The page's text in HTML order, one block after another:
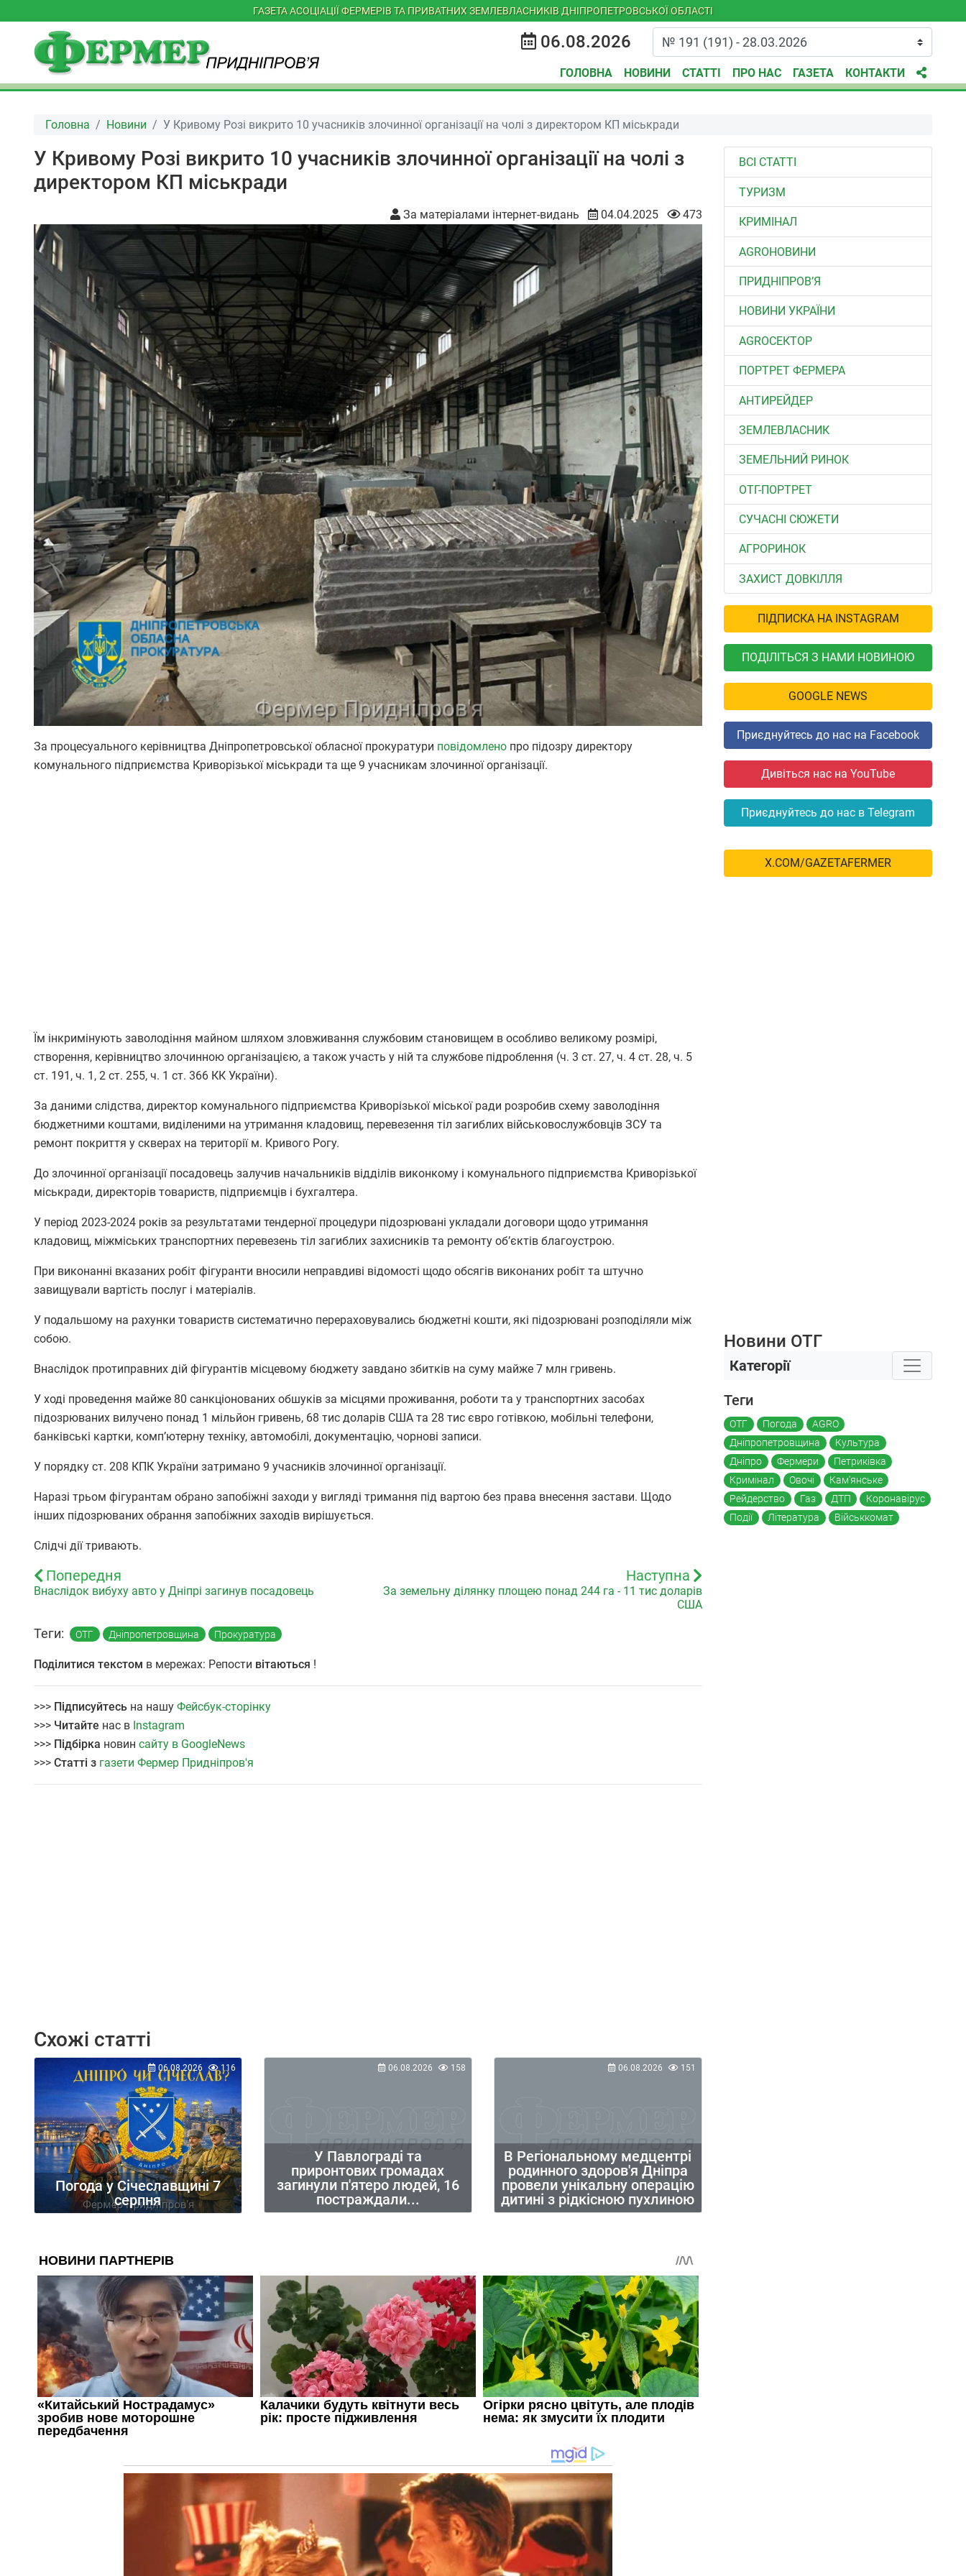
ГАЗЕТА АСОЦІАЦІЇ ФЕРМЕРІВ ТА ПРИВАТНИХ ЗЕМЛЕВЛАСНИКІВ ДНІПРОПЕТРОВСЬКОЇ ОБЛАСТІ
06.08.2026
ГОЛОВНА НОВИНИ СТАТТІ ПРО НАС ГАЗЕТА КОНТАКТИ
Головна Новини У Кривому Розі викрито 10 учасників злочинної організації на чолі з директором КП міськради
У Кривому Розі викрито 10 учасників злочинної організації на чолі з
директором КП міськради
За матеріалами інтернет-видань 04.04.2025 473
За процесуального керівництва Дніпропетровської обласної прокуратури повідомлено про підозру директору
комунального підприємства Криворізької міськради та ще 9 учасникам злочинної організації.
Їм інкримінують заволодіння майном шляхом зловживання службовим становищем в особливо великому розмірі,
створення, керівництво злочинною організацією, а також участь у ній та службове підроблення (ч. 3 ст. 27, ч. 4 ст. 28, ч. 5
ст. 191, ч. 1, 2 ст. 255, ч. 1 ст. 366 КК України).
За даними слідства, директор комунального підприємства Криворізької міської ради розробив схему заволодіння
бюджетними коштами, виділеними на утримання кладовищ, перевезення тіл загиблих військовослужбовців ЗСУ та
ремонт покриття у скверах на території м. Кривого Рогу.
До злочинної організації посадовець залучив начальників відділів виконкому і комунального підприємства Криворізької
міськради, директорів товариств, підприємців і бухгалтера.
У період 2023-2024 років за результатами тендерної процедури підозрювані укладали договори щодо утримання
кладовищ, міжміських транспортних перевезень тіл загиблих захисників та ремонту об’єктів благоустрою.
При виконанні вказаних робіт фігуранти вносили неправдиві відомості щодо обсягів виконаних робіт та штучно
завищували вартість послуг і матеріалів.
У подальшому на рахунки товариств систематично перераховувались бюджетні кошти, які підозрювані розподіляли між
собою.
Внаслідок протиправних дій фігурантів місцевому бюджету завдано збитків на суму майже 7 млн гривень.
У ході проведення майже 80 санкціонованих обшуків за місцями проживання, роботи та у транспортних засобах
підозрюваних вилучено понад 1 мільйон гривень, 68 тис доларів США та 28 тис євро готівкою, мобільні телефони,
банківські картки, комп’ютерну техніку, автомобілі, документацію, чорнові записи.
У порядку ст. 208 КПК України затримано 9 учасників злочинної організації.
Наразі трьом фігурантам обрано запобіжні заходи у вигляді тримання під вартою без права внесення застави. Щодо
інших підозрюваних обрання запобіжних заходів вирішується.
Слідчі дії тривають.
Попередня
Внаслідок вибуху авто у Дніпрі загинув посадовець
Наступна
За земельну ділянку площею понад 244 га - 11 тис доларів
США
Теги: ОТГ Дніпропетровщина Прокуратура
Поділитися текстом в мережах: Репости вітаються !
>>> Підписуйтесь на нашу Фейсбук-сторінку
>>> Читайте нас в Instagram
>>> Підбірка новин сайту в GoogleNews
>>> Статті з газети Фермер Придніпров'я
Схожі статті
Погода у Січеславщині 7
серпня
06.08.2026 116
У Павлограді та
приронтових громадах
загинули п'ятеро людей, 16
постраждали...
06.08.2026 158
В Регіональному медцентрі
родинного здоров'я Дніпра
провели унікальну операцію
дитині з рідкісною пухлиною
06.08.2026 151
ВСІ СТАТТІ
ТУРИЗМ
КРИМІНАЛ
AGROНОВИНИ
ПРИДНІПРОВ’Я
НОВИНИ УКРАЇНИ
АGROСЕКТОР
ПОРТРЕТ ФЕРМЕРА
АНТИРЕЙДЕР
ЗЕМЛЕВЛАСНИК
ЗЕМЕЛЬНИЙ РИНОК
ОТГ-ПОРТРЕТ
СУЧАСНІ СЮЖЕТИ
АГРОРИНОК
ЗАХИСТ ДОВКІЛЛЯ
ПІДПИСКА НА INSTAGRAM
ПОДІЛІТЬСЯ З НАМИ НОВИНОЮ
GOOGLE NEWS
Приєднуйтесь до нас на Facebook
Дивіться нас на YouTube
Приєднуйтесь до нас в Telegram
X.COM/GAZETAFERMER
Новини ОТГ
Категорії
Теги
ОТГ Погода
AGRO
Дніпропетровщина
Культура
Дніпро
Фермери
Петриківка
Кримінал
Овочі
Кам'янське
Рейдерство
Газ ДТП
Коронавірус
Події
Література Військкомат